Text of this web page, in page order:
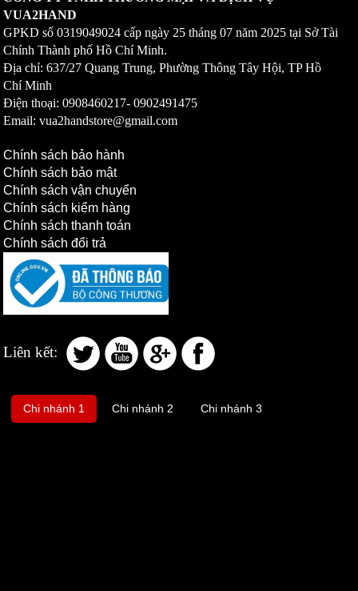
VUA2HAND
GPKD số0319049024 cấp ngày 25 tháng 07 năm 2025 tại Sở Tài
Chính Thành phố Hồ Chí Minh.
Địa chỉ: 637/27 Quang Trung, Phường Thông Tây Hội, TP Hồ
Chí Minh
Điện thoại: 0908460217-0902491475
Email: vua2handstore@gmail.com
Chính sách bảo hành
Chính sách bảo mật
Chính sách vận chuyển
Chính sách kiểm hàng
Chính sách thanh toán
Chính sách đổi trả
Liên kết:
Chi nhánh 1 Chi nhánh 2 Chi nhánh 3